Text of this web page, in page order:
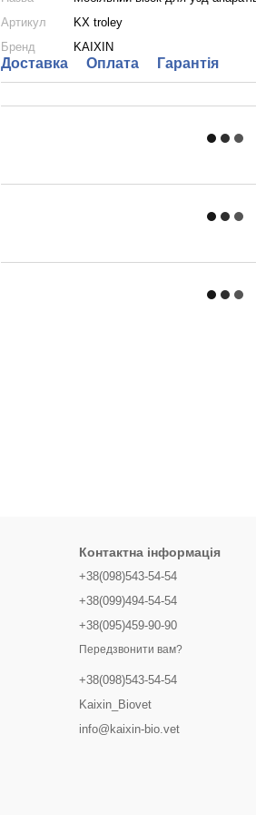
Артикул
KX troley
Бренд
KAIXIN
Доставка Оплата Гарантія
Контактна інформація
+38(098)543-54-54
+38(099)494-54-54
+38(095)459-90-90
Передзвонити вам?
+38(098)543-54-54
Kaixin_Biovet
info@kaixin-bio.vet